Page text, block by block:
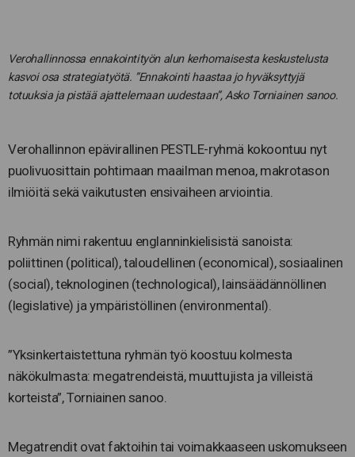
Verohallinnossa ennakointityön alun kerhomaisesta keskustelusta
kasvoi osa strategiatyötä. ”Ennakointi haastaa jo hyväksyttyjä
totuuksia ja pistää ajattelemaan uudestaan”, Asko Torniainen sanoo.
Verohallinnon epävirallinen PESTLE-ryhmä kokoontuu nyt
puolivuosittain pohtimaan maailman menoa, makrotason
ilmiöitä sekä vaikutusten ensivaiheen arviointia.
Ryhmän nimi rakentuu englanninkielisistä sanoista:
poliittinen (political), taloudellinen (economical), sosiaalinen
(social), teknologinen (technological), lainsäädännöllinen
(legislative) ja ympäristöllinen (environmental).
”Yksinkertaistettuna ryhmän työ koostuu kolmesta
näkökulmasta: megatrendeistä, muuttujista ja villeistä
korteista”, Torniainen sanoo.
Megatrendit ovat faktoihin tai voimakkaaseen uskomukseen